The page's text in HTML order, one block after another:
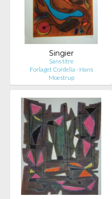
Singier
Sans titre
Forlaget Cordelia - Hans
Moestrup